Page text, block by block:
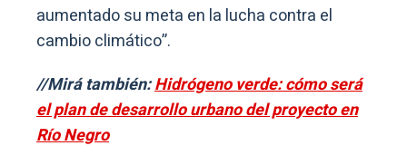
aumentado su meta en la lucha contra el
cambio climático”.
//Mirá también:Hidrógeno verde: cómo será
el plan de desarrollo urbano del proyecto en
Río Negro